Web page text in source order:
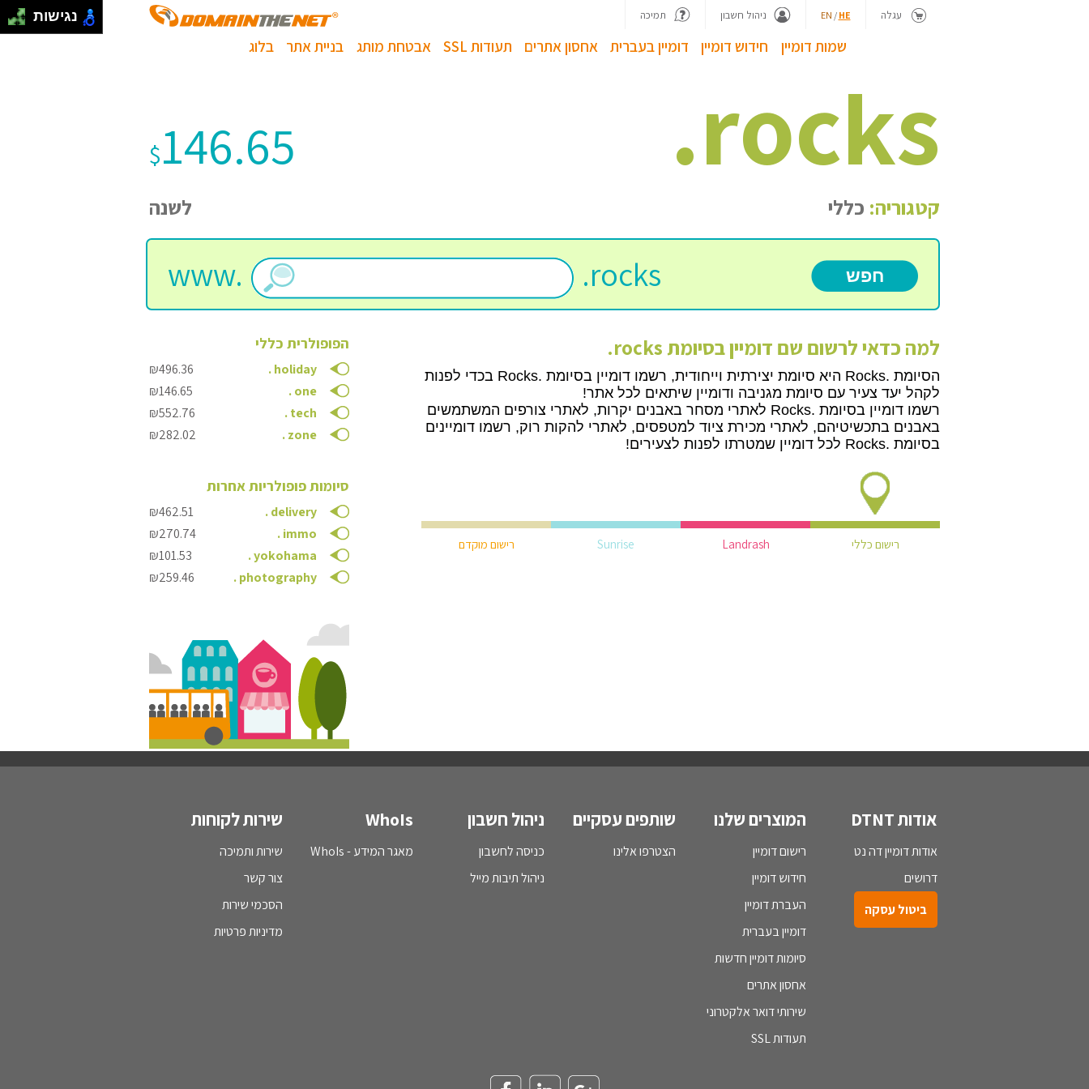
עגלה HE
/
EN ניהול חשבון תמיכה
שמות דומיין חידוש דומיין דומיין בעברית אחסון אתרים תעודות SSL אבטחת מותג בניית אתר בלוג
.rocks
$146.65
קטגוריה: כללי לשנה
www. .rocks
למה כדאי לרשום שם דומיין בסיומת .rocks
הסיומת .Rocks היא סיומת יצירתית וייחודית, רשמו דומיין בסיומת .Rocks בכדי לפנות
לקהל יעד צעיר עם סיומת מגניבה ודומיין שיתאים לכל אתר!
רשמו דומיין בסיומת .Rocks לאתרי מסחר באבנים יקרות, לאתרי צורפים המשתמשים
באבנים בתכשיטיהם, לאתרי מכירת ציוד למטפסים, לאתרי להקות רוק, רשמו דומיינים
בסיומת .Rocks לכל דומיין שמטרתו לפנות לצעירים!
רישום מוקדם Sunrise Landrash רישום כללי
הפופולרית כללי
.holiday
₪496.36
.one
₪146.65
.tech
₪552.76
.zone
₪282.02
סיומות פופולריות אחרות
.delivery
₪462.51
.immo
₪270.74
.yokohama
₪101.53
.photography
₪259.46
אודות DTNT
אודות דומיין דה נט
דרושים
ביטול עסקה
המוצרים שלנו
רישום דומיין
חידוש דומיין
העברת דומיין
דומיין בעברית
סיומות דומיין חדשות
אחסון אתרים
שירותי דואר אלקטרוני
תעודות SSL
שותפים עסקיים
הצטרפו אלינו
ניהול חשבון
כניסה לחשבון
ניהול תיבות מייל
WhoIs
מאגר המידע - WhoIs
שירות לקוחות
שירות ותמיכה
צור קשר
הסכמי שירות
מדיניות פרטיות
נגישות